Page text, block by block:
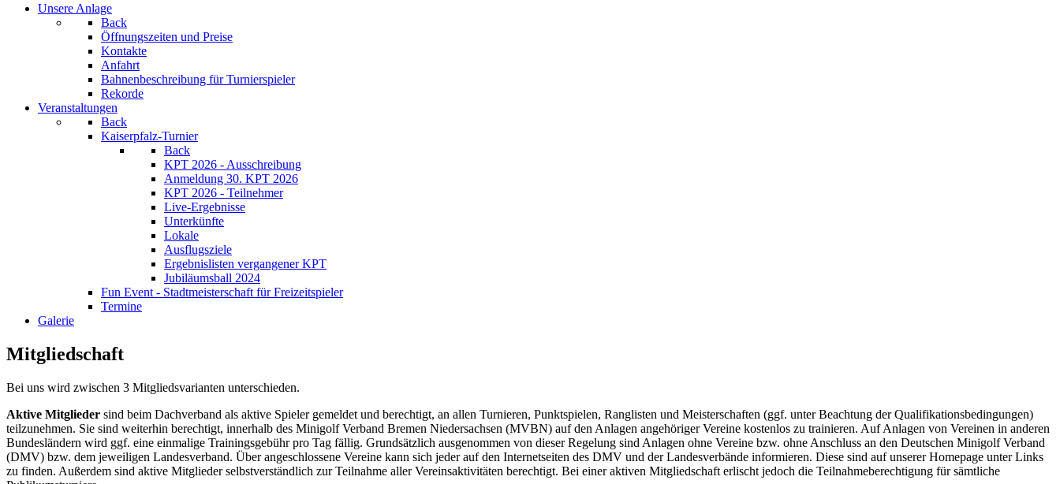
Unsere Anlage
Back
Öffnungszeiten und Preise
Kontakte
Anfahrt
Bahnenbeschreibung für Turnierspieler
Rekorde
Veranstaltungen
Back
Kaiserpfalz-Turnier
Back
KPT 2026 - Ausschreibung
Anmeldung 30. KPT 2026
KPT 2026 - Teilnehmer
Live-Ergebnisse
Unterkünfte
Lokale
Ausflugsziele
Ergebnislisten vergangener KPT
Jubiläumsball 2024
Fun Event - Stadtmeisterschaft für Freizeitspieler
Termine
Galerie
Mitgliedschaft
Bei uns wird zwischen 3 Mitgliedsvarianten unterschieden.
Aktive Mitglieder sind beim Dachverband als aktive Spieler gemeldet und berechtigt, an allen Turnieren, Punktspielen, Ranglisten und Meisterschaften (ggf. unter Beachtung der Qualifikationsbedingungen)
teilzunehmen. Sie sind weiterhin berechtigt, innerhalb des Minigolf Verband Bremen Niedersachsen (MVBN) auf den Anlagen angehöriger Vereine kostenlos zu trainieren. Auf Anlagen von Vereinen in anderen
Bundesländern wird ggf. eine einmalige Trainingsgebühr pro Tag fällig. Grundsätzlich ausgenommen von dieser Regelung sind Anlagen ohne Vereine bzw. ohne Anschluss an den Deutschen Minigolf Verband
(DMV) bzw. dem jeweiligen Landesverband. Über angeschlossene Vereine kann sich jeder auf den Internetseiten des DMV und der Landesverbände informieren. Diese sind auf unserer Homepage unter Links
zu finden. Außerdem sind aktive Mitglieder selbstverständlich zur Teilnahme aller Vereinsaktivitäten berechtigt. Bei einer aktiven Mitgliedschaft erlischt jedoch die Teilnahmeberechtigung für sämtliche